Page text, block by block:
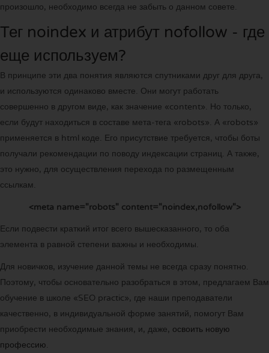
произошло, необходимо всегда не забыть о данном совете.
Тег noindex и атрибут nofollow - где
еще используем?
В принципе эти два понятия являются спутниками друг для друга,
и используются одинаково вместе. Они могут работать
совершенно в другом виде, как значение «content». Но только,
если будут находиться в составе мета-тега «robots». А «robots»
применяется в html коде. Его присутствие требуется, чтобы боты
получали рекомендации по поводу индексации страниц. А также,
это нужно, для осуществления перехода по размещенным
ссылкам.
<meta name="robots" content="noindex,nofollow">
Если подвести краткий итог всего вышесказанного, то оба
элемента в равной степени важны и необходимы.
Для новичков, изучение данной темы не всегда сразу понятно.
Поэтому, чтобы основательно разобраться в этом, предлагаем Вам
обучение в школе «SEO practic», где наши преподаватели
качественно, в индивидуальной форме занятий, помогут Вам
приобрести необходимые знания, и, даже, освоить новую
профессию.